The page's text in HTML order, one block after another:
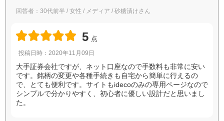
回答者：30代前半 / 女性 / メディア / 砂糖漬けさん
5 点
投稿日時：2020年11月09日
大手証券会社ですが、ネット口座なので手数料も非常に安い
です。銘柄の変更や各種手続きも自宅から簡単に行えるの
で、とても便利です。サイトもidecoのみの専用ページなので
シンプルで分かりやすく、初心者に優しい設計だと思いまし
た。